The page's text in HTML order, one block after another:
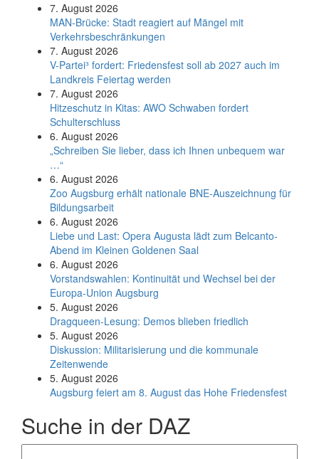
7. August 2026
MAN-Brücke: Stadt reagiert auf Mängel mit
Verkehrsbeschränkungen
7. August 2026
V-Partei­³ fordert: Friedens­fest soll ab 2027 auch im
Land­kreis Feier­tag werden
7. August 2026
Hitzeschutz in Kitas: AWO Schwaben fordert
Schulterschluss
6. August 2026
„Schreiben Sie lieber, dass ich Ihnen unbequem war
…“
6. August 2026
Zoo Augsburg erhält nationale BNE-Auszeichnung für
Bildungsarbeit
6. August 2026
Liebe und Last: Opera Augusta lädt zum Belcanto-
Abend im Kleinen Goldenen Saal
6. August 2026
Vorstandswahlen: Kontinuität und Wechsel bei der
Europa-Union Augsburg
5. August 2026
Dragqueen-Lesung: Demos blieben friedlich
5. August 2026
Diskussion: Mi­li­ta­ri­sie­rung und die kommunale
Zeitenwende
5. August 2026
Augsburg feiert am 8. August das Hohe Friedensfest
Suche in der DAZ